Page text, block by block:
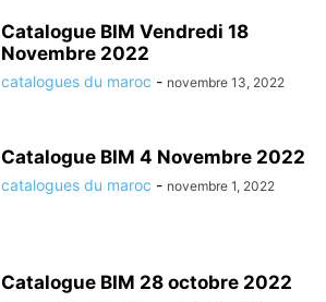
Catalogue BIM Vendredi 18
Novembre 2022
catalogues du maroc - novembre 13, 2022
Catalogue BIM 4 Novembre 2022
catalogues du maroc - novembre 1, 2022
Catalogue BIM 28 octobre 2022